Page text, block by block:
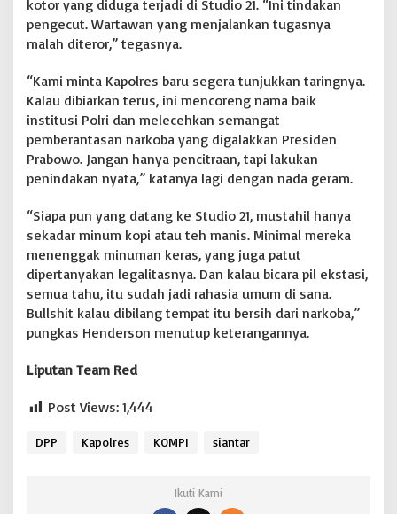
kotor yang diduga terjadi di Studio 21. “Ini tindakan
pengecut. Wartawan yang menjalankan tugasnya
malah diteror,” tegasnya.
“Kami minta Kapolres baru segera tunjukkan taringnya.
Kalau dibiarkan terus, ini mencoreng nama baik
institusi Polri dan melecehkan semangat
pemberantasan narkoba yang digalakkan Presiden
Prabowo. Jangan hanya pencitraan, tapi lakukan
penindakan nyata,” katanya lagi dengan nada geram.
“Siapa pun yang datang ke Studio 21, mustahil hanya
sekadar minum kopi atau teh manis. Minimal mereka
menenggak minuman keras, yang juga patut
dipertanyakan legalitasnya. Dan kalau bicara pil ekstasi,
semua tahu, itu sudah jadi rahasia umum di sana.
Bullshit kalau dibilang tempat itu bersih dari narkoba,”
pungkas Henderson menutup keterangannya.
Liputan Team Red
Post Views: 1,444
DPP Kapolres KOMPI siantar
Ikuti Kami